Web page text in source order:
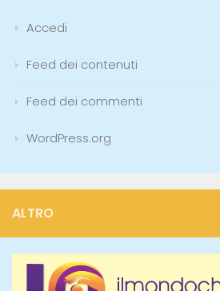
Accedi
Feed dei contenuti
Feed dei commenti
WordPress.org
ALTRO